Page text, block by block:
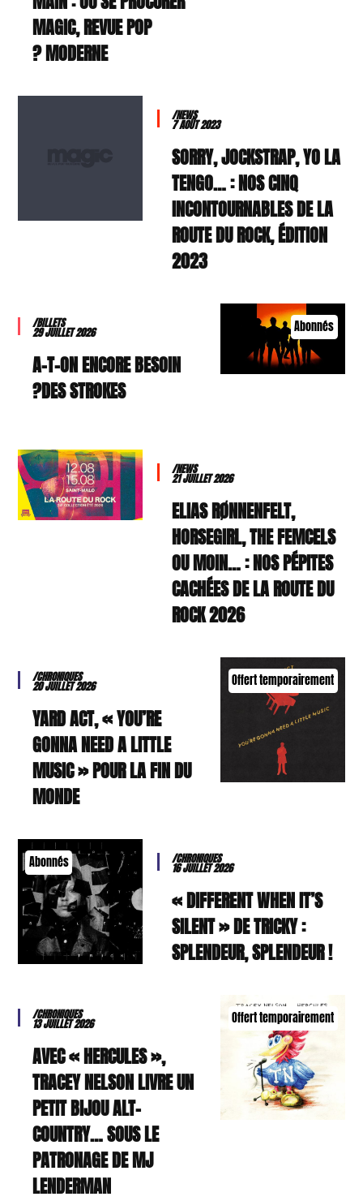
MAGIC, REVUE POP
MODERNE ?
/NEWS
7 AOÛT 2023
SORRY, JOCKSTRAP, YO LA
TENGO… : NOS CINQ
INCONTOURNABLES DE LA
ROUTE DU ROCK, ÉDITION
2023
Abonnés
/BILLETS
29 JUILLET 2026
A-T-ON ENCORE BESOIN
DES STROKES?
/NEWS
21 JUILLET 2026
ELIAS RØNNENFELT,
HORSEGIRL, THE FEMCELS
OU MOIN… : NOS PÉPITES
CACHÉES DE LA ROUTE DU
ROCK 2026
Offert temporairement
/CHRONIQUES
20 JUILLET 2026
YARD ACT, « YOU’RE
GONNA NEED A LITTLE
MUSIC » POUR LA FIN DU
MONDE
Abonnés /CHRONIQUES
16 JUILLET 2026
« DIFFERENT WHEN IT’S
SILENT » DE TRICKY :
SPLENDEUR, SPLENDEUR !
Offert temporairement
/CHRONIQUES
13 JUILLET 2026
AVEC « HERCULES »,
TRACEY NELSON LIVRE UN
PETIT BIJOU ALT-
COUNTRY… SOUS LE
PATRONAGE DE MJ
LENDERMAN